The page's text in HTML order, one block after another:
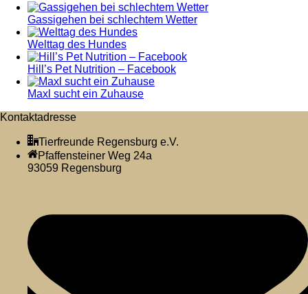
Gassigehen bei schlechtem Wetter
Welttag des Hundes
Hill’s Pet Nutrition – Facebook
Maxl sucht ein Zuhause
Kontaktadresse
Tierfreunde Regensburg e.V.
Pfaffensteiner Weg 24a
93059 Regensburg